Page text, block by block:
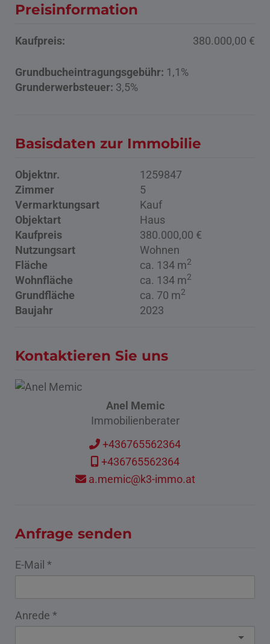
Preisinformation
Kaufpreis: 380.000,00 €
Grundbucheintragungsgebühr: 1,1%
Grunderwerbsteuer: 3,5%
Basisdaten zur Immobilie
Objektnr.
1259847
Zimmer
5
Vermarktungsart
Kauf
Objektart
Haus
Kaufpreis
380.000,00 €
Nutzungsart
Wohnen
Fläche
ca. 134 m2
Wohnfläche ca. 134 m2
Grundfläche ca. 70 m2
Baujahr 2023
Kontaktieren Sie uns
Anel Memic
Immobilienberater
+436765562364
+436765562364
a.memic@k3-immo.at
Anfrage senden
E-Mail
Anrede